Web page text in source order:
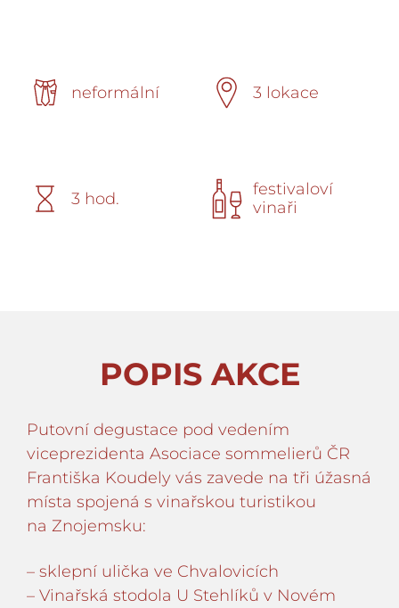
neformální 3 lokace
3 hod.
festivaloví
vinaři
POPIS AKCE
Putovní degustace pod vedením
viceprezidenta Asociace sommelierů ČR
Františka Koudely vás zavede na tři úžasná
místa spojená s vinařskou turistikou
na Znojemsku:
– sklepní ulička ve Chvalovicích
– Vinařská stodola U Stehlíků v Novém